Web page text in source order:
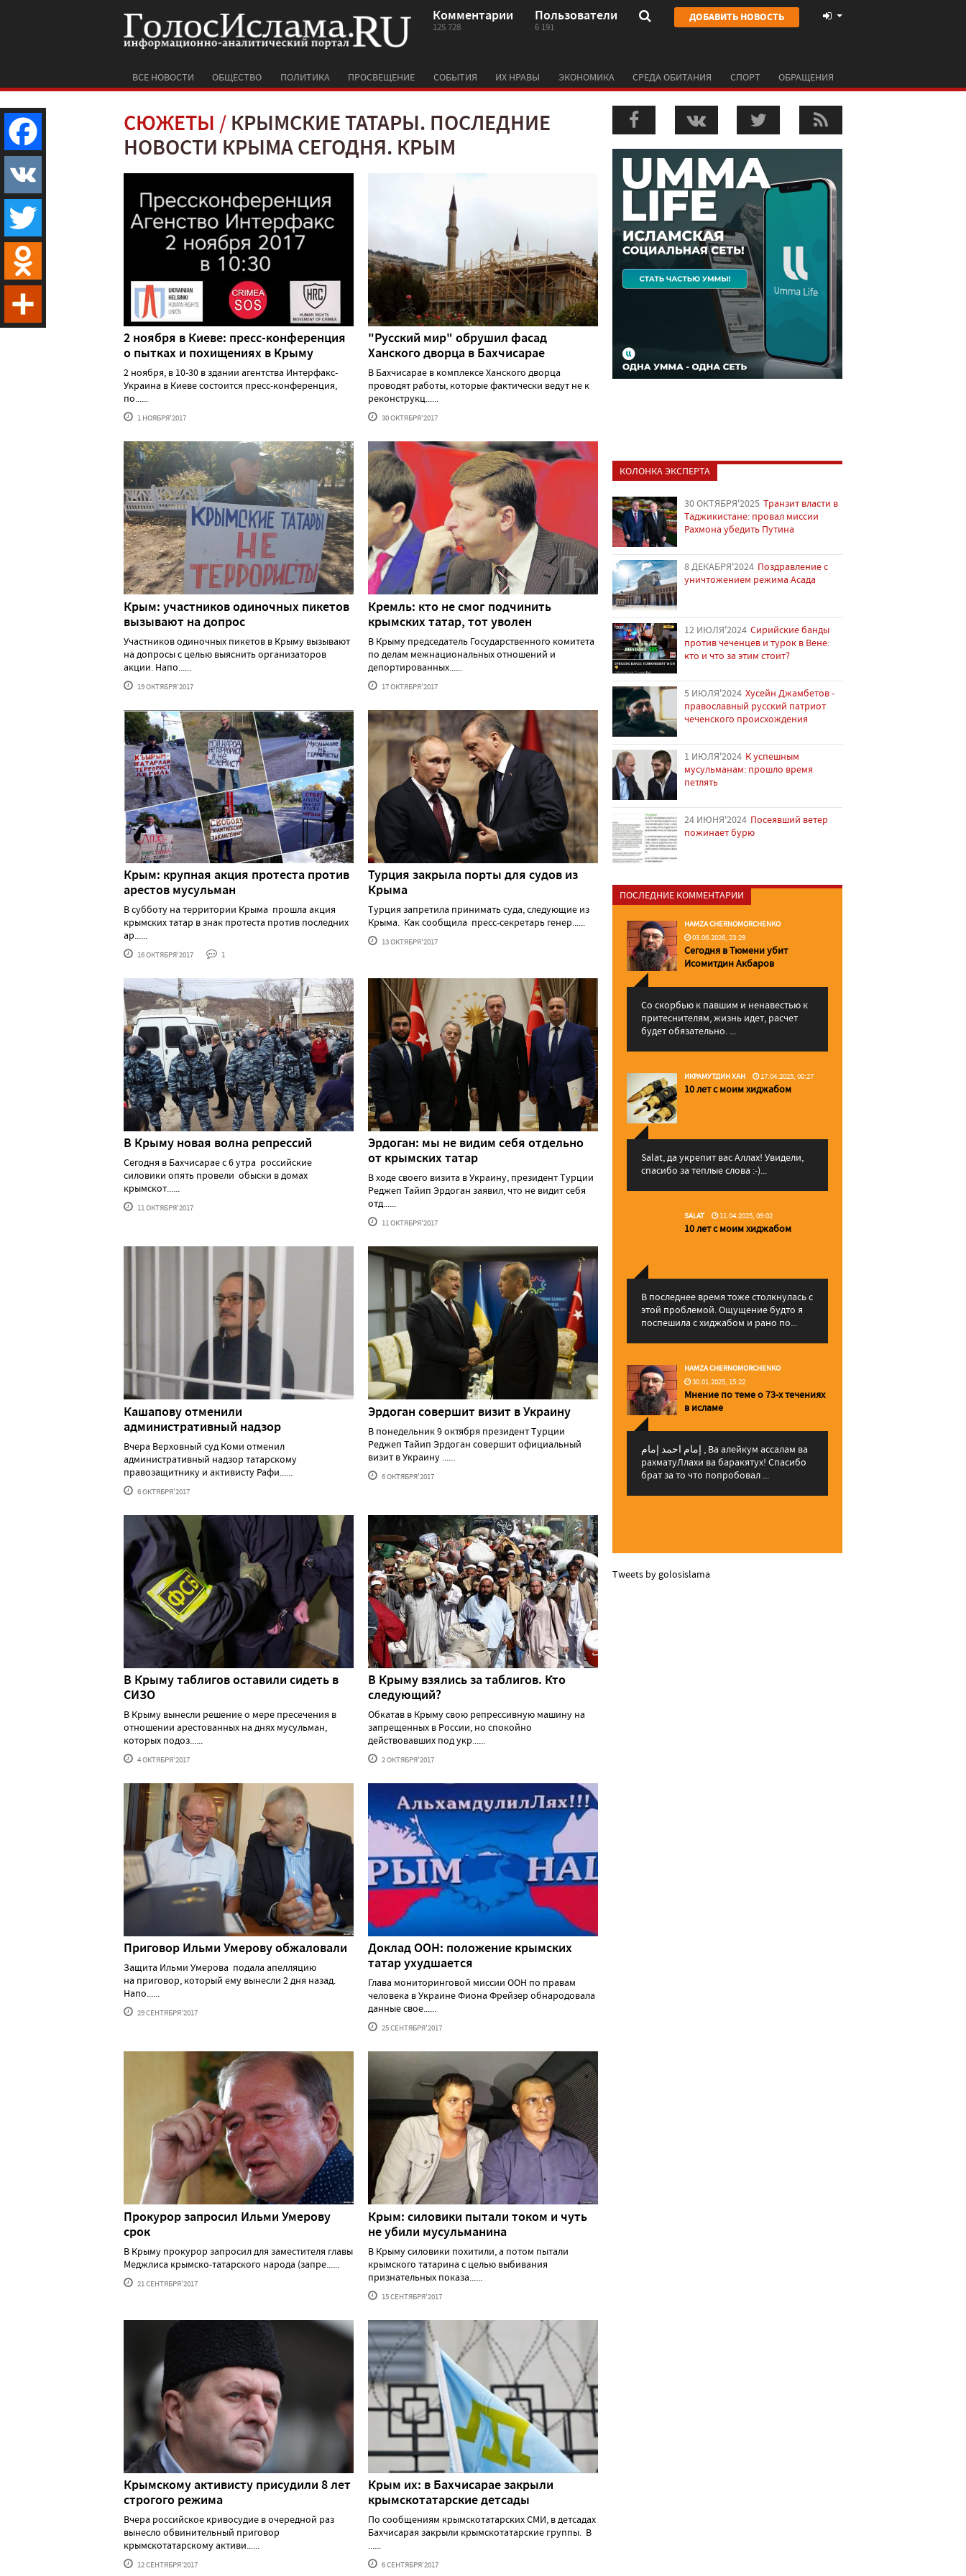
Комментарии
125 728
Пользователи
6 191
ДОБАВИТЬ НОВОСТЬ
ВСЕ НОВОСТИ ОБЩЕСТВО ПОЛИТИКА ПРОСВЕЩЕНИЕ СОБЫТИЯ ИХ НРАВЫ ЭКОНОМИКА СРЕДА ОБИТАНИЯ СПОРТ ОБРАЩЕНИЯ
СЮЖЕТЫ
КРЫМСКИЕ ТАТАРЫ. ПОСЛЕДНИЕ
НОВОСТИ КРЫМА СЕГОДНЯ. КРЫМ
2 ноября в Киеве: пресс-конференция
о пытках и похищениях в Крыму
2 ноября, в 10-30 в здании агентства Интерфакс-
Украина в Киеве состоится пресс-конференция,
по......
1 НОЯБРЯ'2017
"Русский мир" обрушил фасад
Ханского дворца в Бахчисарае
В Бахчисарае в комплексе Ханского дворца
проводят работы, которые фактически ведут не к
реконструкц......
30 ОКТЯБРЯ'2017
Крым: участников одиночных пикетов
вызывают на допрос
Участников одиночных пикетов в Крыму вызывают
на допросы с целью выяснить организаторов
акции. Напо......
19 ОКТЯБРЯ'2017
Кремль: кто не смог подчинить
крымских татар, тот уволен
В Крыму председатель Государственного комитета
по делам межнациональных отношений и
депортированных......
17 ОКТЯБРЯ'2017
Крым: крупная акция протеста против
арестов мусульман
В субботу на территории Крыма прошла акция
крымских татар в знак протеста против последних
ар......
16 ОКТЯБРЯ'2017 1
Турция закрыла порты для судов из
Крыма
Турция запретила принимать суда, следующие из
Крыма. Как сообщила пресс-секретарь генер......
13 ОКТЯБРЯ'2017
В Крыму новая волна репрессий
Сегодня в Бахчисарае с 6 утра российские
силовики опять провели обыски в домах
крымскот......
11 ОКТЯБРЯ'2017
Эрдоган: мы не видим себя отдельно
от крымских татар
В ходе своего визита в Украину, президент Турции
Реджеп Тайип Эрдоган заявил, что не видит себя
отд......
11 ОКТЯБРЯ'2017
Кашапову отменили
административный надзор
Вчера Верховный суд Коми отменил
административный надзор татарскому
правозащитнику и активисту Рафи......
6 ОКТЯБРЯ'2017
Эрдоган совершит визит в Украину
В понедельник 9 октября президент Турции
Реджеп Тайип Эрдоган совершит официальный
визит в Украину ......
6 ОКТЯБРЯ'2017
В Крыму таблигов оставили сидеть в
СИЗО
В Крыму вынесли решение о мере пресечения в
отношении арестованных на днях мусульман,
которых подоз......
4 ОКТЯБРЯ'2017
В Крыму взялись за таблигов. Кто
следующий?
Обкатав в Крыму свою репрессивную машину на
запрещенных в России, но спокойно
действовавших под укр......
2 ОКТЯБРЯ'2017
Приговор Ильми Умерову обжаловали
Защита Ильми Умерова подала апелляцию
на приговор, который ему вынесли 2 дня назад.
Напо......
29 СЕНТЯБРЯ'2017
Доклад ООН: положение крымских
татар ухудшается
Глава мониторинговой миссии ООН по правам
человека в Украине Фиона Фрейзер обнародовала
данные свое......
25 СЕНТЯБРЯ'2017
Прокурор запросил Ильми Умерову
срок
В Крыму прокурор запросил для заместителя главы
Меджлиса крымско-татарского народа (запре......
21 СЕНТЯБРЯ'2017
Крым: силовики пытали током и чуть
не убили мусульманина
В Крыму силовики похитили, а потом пытали
крымского татарина с целью выбивания
признательных показа......
15 СЕНТЯБРЯ'2017
Крымскому активисту присудили 8 лет
строгого режима
Вчера российское кривосудие в очередной раз
вынесло обвинительный приговор
крымскотатарскому активи......
12 СЕНТЯБРЯ'2017
Крым их: в Бахчисарае закрыли
крымскотатарские детсады
По сообщениям крымскотатарских СМИ, в детсадах
Бахчисарая закрыли крымскотатарские группы. В
......
6 СЕНТЯБРЯ'2017
КОЛОНКА ЭКСПЕРТА
30 ОКТЯБРЯ'2025 Транзит власти в
Таджикистане: провал миссии
Рахмона убедить Путина
8 ДЕКАБРЯ'2024 Поздравление с
уничтожением режима Асада
12 ИЮЛЯ'2024 Сирийские банды
против чеченцев и турок в Вене:
кто и что за этим стоит?
5 ИЮЛЯ'2024 Хусейн Джамбетов -
православный русский патриот
чеченского происхождения
1 ИЮЛЯ'2024 К успешным
мусульманам: прошло время
петлять
24 ИЮНЯ'2024 Посеявший ветер
пожинает бурю
ПОСЛЕДНИЕ КОММЕНТАРИИ
HAMZA CHERNOMORCHENKO
03.06.2026, 23:29
Сегодня в Тюмени убит
Исомитдин Акбаров
Со скорбью к павшим и ненавестью к
притеснителям, жизнь идет, расчет
будет обязательно. ...
ИКРАМУТДИН ХАН 17.04.2025, 00:27
10 лет с моим хиджабом
Salat, да укрепит вас Аллаx! Увидели,
спасибо за теплые слова :-)...
SALAT 11.04.2025, 09:02
10 лет с моим хиджабом
В последнее время тоже столкнулась с
этой проблемой. Ощущение будто я
поспешила с хиджабом и рано по...
HAMZA CHERNOMORCHENKO
30.01.2025, 15:22
Мнение по теме о 73-х течениях
в исламе
إمام احمد إمام , Ва алейкум ассалам ва
рахматуЛлахи ва баракятух! Спасибо
брат за то что попробовал ...
Tweets by golosislama
Facebook
VK
Twitter
Odnoklassniki